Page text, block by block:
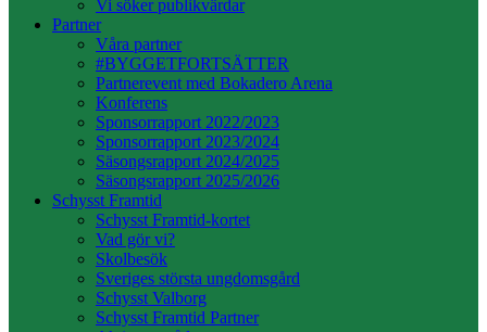
Vi söker publikvärdar
Partner
Våra partner
#BYGGETFORTSÄTTER
Partnerevent med Bokadero Arena
Konferens
Sponsorrapport 2022/2023
Sponsorrapport 2023/2024
Säsongsrapport 2024/2025
Säsongsrapport 2025/2026
Schysst Framtid
Schysst Framtid-kortet
Vad gör vi?
Skolbesök
Sveriges största ungdomsgård
Schysst Valborg
Schysst Framtid Partner